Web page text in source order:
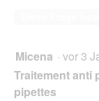
Micena · vor 3
Traitement anti
pipettes